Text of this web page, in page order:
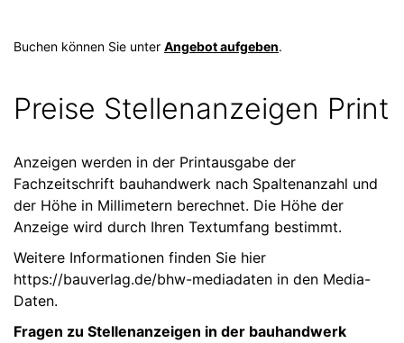
Buchen können Sie unter Angebot aufgeben.
Preise Stellenanzeigen Print
Anzeigen werden in der Printausgabe der
Fachzeitschrift bauhandwerk nach Spaltenanzahl und
der Höhe in Millimetern berechnet. Die Höhe der
Anzeige wird durch Ihren Textumfang bestimmt.
Weitere Informationen finden Sie hier
https://bauverlag.de/bhw-mediadaten in den Media-
Daten.
Fragen zu Stellenanzeigen in der bauhandwerk